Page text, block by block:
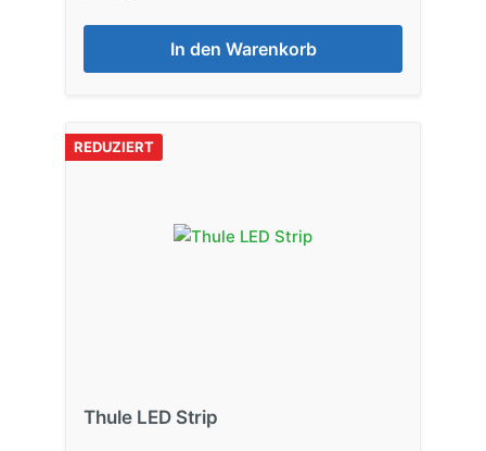
In den Warenkorb
REDUZIERT
Thule LED Strip